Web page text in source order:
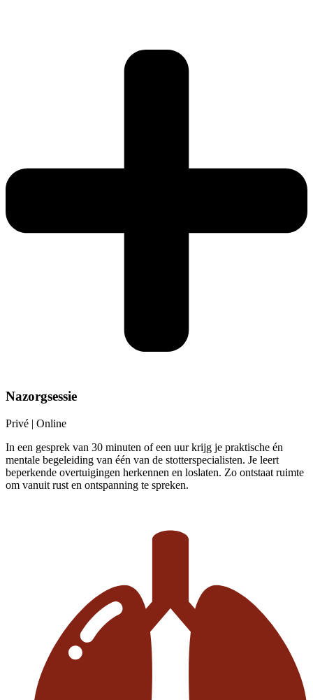
Nazorgsessie
Privé | Online
In een gesprek van 30 minuten of een uur krijg je praktische én
mentale begeleiding van één van de stotterspecialisten. Je leert
beperkende overtuigingen herkennen en loslaten. Zo ontstaat ruimte
om vanuit rust en ontspanning te spreken.